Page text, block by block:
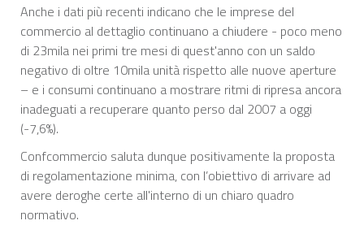
Anche i dati più recenti indicano che le imprese del
commercio al dettaglio continuano a chiudere - poco meno
di 23mila nei primi tre mesi di quest'anno con un saldo
negativo di oltre 10mila unità rispetto alle nuove aperture
– e i consumi continuano a mostrare ritmi di ripresa ancora
inadeguati a recuperare quanto perso dal 2007 a oggi
(-7,6%).
Confcommercio saluta dunque positivamente la proposta
di regolamentazione minima, con l’obiettivo di arrivare ad
avere deroghe certe all'interno di un chiaro quadro
normativo.